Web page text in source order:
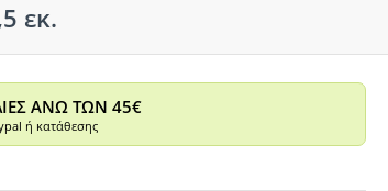
εκ.
ΑΝΩ ΤΩΝ 45€
ή κατάθεσης